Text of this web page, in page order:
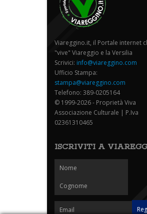
Viareggino.it, il Portale internet
"vive" Viareggio e la Versilia
Scrivici: info@viareggino.com
Ufficio Stampa:
stampa@viareggino.com
Telefono: 389-0205164
© 1999-2026 - Proprietà Viva
Associazione Culturale | P.Iva
02361310465
ISCRIVITI A